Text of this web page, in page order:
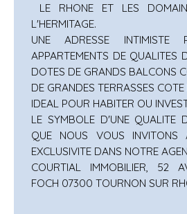
LE RHONE ET LES
L'HERMITAGE.
UNE ADRESSE INTIMISTE
APPARTEMENTS DE QUALITES
DOTES DE GRANDS BALCONS
DE GRANDES TERRASSES COTE
IDEAL POUR HABITER OU
LE SYMBOLE D'UNE QUALITE
QUE NOUS VOUS INVITONS
EXCLUSIVITE DANS NOTRE
COURTIAL IMMOBILIER, 52
FOCH 07300 TOURNON SUR